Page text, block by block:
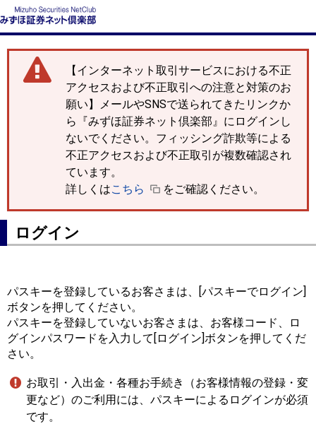
【インターネット取引サービスにおける不正
アクセスおよび不正取引への注意と対策のお
願い】メールやSNSで送られてきたリンクか
ら『みずほ証券ネット倶楽部』にログインし
ないでください。フィッシング詐欺等による
不正アクセスおよび不正取引が複数確認され
ています。
詳しくはこちら をご確認ください。
ログイン
パスキーを登録しているお客さまは、[パスキーでログイン]
ボタンを押してください。
パスキーを登録していないお客さまは、お客様コード、ロ
グインパスワードを入力して[ログイン]ボタンを押してくだ
さい。
お取引・入出金・各種お手続き（お客様情報の登録・変
更など）のご利用には、パスキーによるログインが必須
です。